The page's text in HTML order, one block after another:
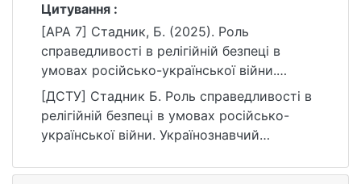
Цитування :
[APA 7] Стадник, Б. (2025). Роль
справедливості в релігійній безпеці в
умовах російсько-української війни.
Українознавчий альманах, (37), 142–150.
https://doi.org/10.17721/2520-
2626/2025.37.20
[ДСТУ] Стадник Б. Роль справедливості в
релігійній безпеці в умовах російсько-
української війни. Українознавчий
10.17721/2520-2626/2025.37.20 (дата